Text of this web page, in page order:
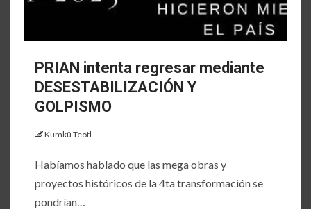
PRIAN intenta regresar mediante
DESESTABILIZACIÓN Y
GOLPISMO
Kumkü Teotl
Habíamos hablado que las mega obras y
proyectos históricos de la 4ta transformación se
pondrían…